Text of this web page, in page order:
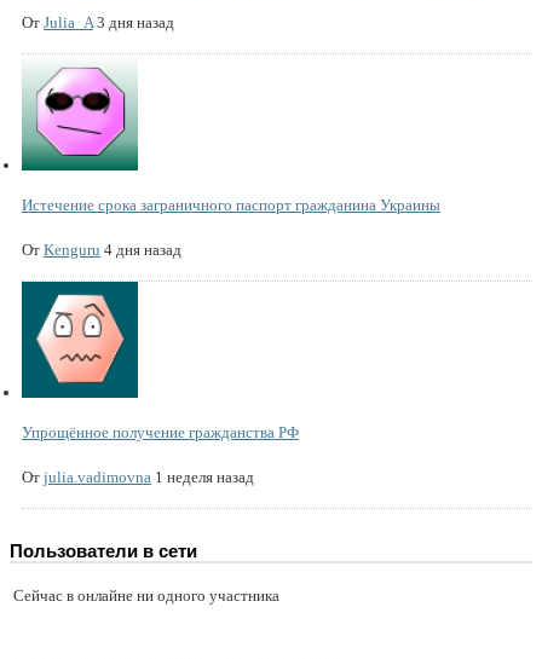
От Julia_A 3 дня назад
Истечение срока заграничного паспорт гражданина Украины
От Kenguru 4 дня назад
Упрощённое получение гражданства РФ
От julia.vadimovna 1 неделя назад
Пользователи в сети
Сейчас в онлайне ни одного участника